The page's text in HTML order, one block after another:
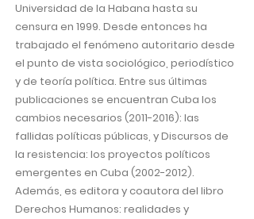
Universidad de la Habana hasta su
censura en 1999. Desde entonces ha
trabajado el fenómeno autoritario desde
el punto de vista sociológico, periodístico
y de teoría política. Entre sus últimas
publicaciones se encuentran Cuba los
cambios necesarios (2011-2016): las
fallidas políticas públicas, y Discursos de
la resistencia: los proyectos políticos
emergentes en Cuba (2002-2012).
Además, es editora y coautora del libro
Derechos Humanos: realidades y